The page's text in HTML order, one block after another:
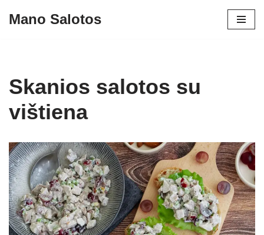
Mano Salotos
Skanios salotos su
vištiena